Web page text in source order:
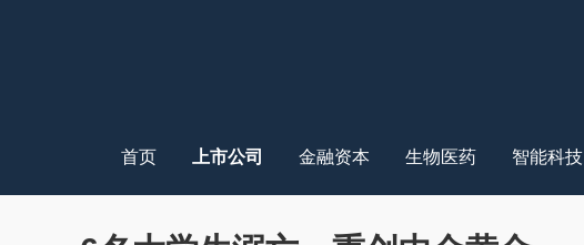
首页 上市公司 金融资本 生物医药 智能科技